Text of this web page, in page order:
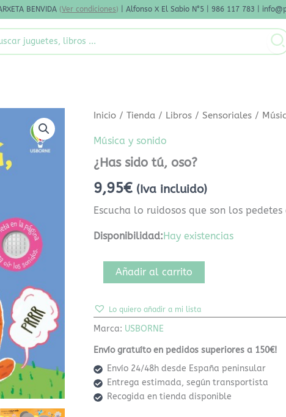
BENVIDA (Ver condiciones) | Alfonso X El Sabio N°5 | 986 117 783 |
Inicio /Tienda / Libros /Sensoriales /
Música y sonido
¿Has sido tú, oso?
9,95€ (Iva incluido)
Escucha lo ruidosos que son los
Disponibilidad: Hay existencias
¿Has
tú,
cantidad
Añadir al carrito
Lo quiero añadir a mi lista
Marca: USBORNE
Envío gratuíto en pedidos superiores a 150€!
Envío 24/48h desde España peninsular
Entrega estimada, según transportista
Recogida en tienda disponible